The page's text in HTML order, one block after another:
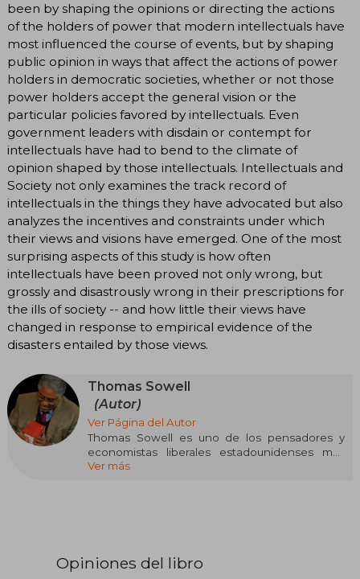
been by shaping the opinions or directing the actions
of the holders of power that modern intellectuals have
most influenced the course of events, but by shaping
public opinion in ways that affect the actions of power
holders in democratic societies, whether or not those
power holders accept the general vision or the
particular policies favored by intellectuals. Even
government leaders with disdain or contempt for
intellectuals have had to bend to the climate of
opinion shaped by those intellectuals. Intellectuals and
Society not only examines the track record of
intellectuals in the things they have advocated but also
analyzes the incentives and constraints under which
their views and visions have emerged. One of the most
surprising aspects of this study is how often
intellectuals have been proved not only wrong, but
grossly and disastrously wrong in their prescriptions for
the ills of society -- and how little their views have
changed in response to empirical evidence of the
disasters entailed by those views.
Thomas Sowell
(Autor)
Ver Página del Autor
Thomas Sowell es uno de los pensadores y
economistas liberales estadounidenses más
reconocidos, y uno de los mayores azotes del
Chicago.
Ver más
Opiniones del libro